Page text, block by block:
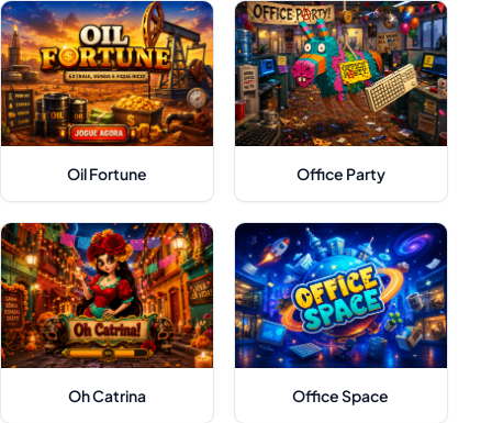
Oil Fortune Office Party
Oh Catrina Office Space